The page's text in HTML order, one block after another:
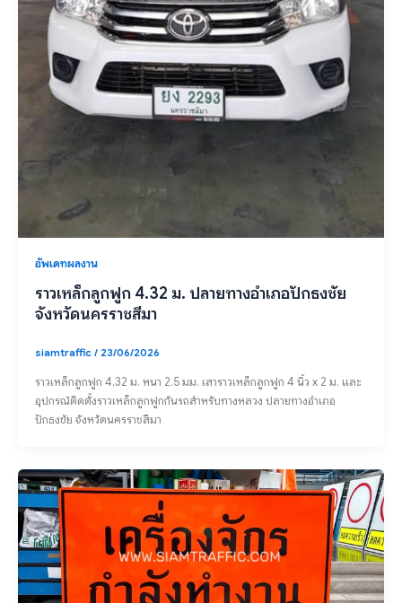
อัพเดทผลงาน
ราวเหล็กลูกฟูก 4.32 ม. ปลายทางอำเภอปักธงชัย
จังหวัดนครราชสีมา
siamtraffic/ 23/06/2026
ราวเหล็กลูกฟูก 4.32 ม. หนา 2.5 มม. เสาราวเหล็กลูกฟูก 4 นิ้ว x 2 ม. และ
อุปกรณ์ติดตั้งราวเหล็กลูกฟูกกันรถสําหรับทางหลวง ปลายทางอำเภอ
ปักธงชัย จังหวัดนครราชสีมา